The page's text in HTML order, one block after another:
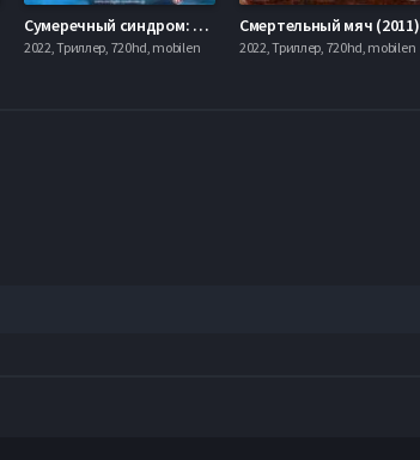
Сумеречный синдром: Смертельный круиз (2008)
2022, Триллер, 720hd, mobilen
Смертельный мяч (2011)
2022, Триллер, 720hd, mobilen